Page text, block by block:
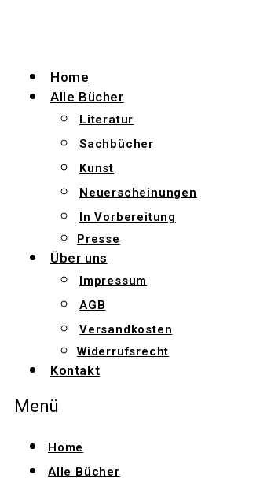
Home
Alle Bücher
Literatur
Sachbücher
Kunst
Neuerscheinungen
In Vorbereitung
Presse
Über uns
Impressum
AGB
Versandkosten
Widerrufsrecht
Kontakt
Menü
Home
Alle Bücher